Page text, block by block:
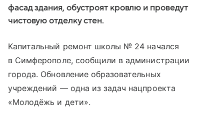
фасад здания, обустроят кровлю и проведут
чистовую отделку стен.
Капитальный ремонт школы № 24 начался
в Симферополе, сообщили в администрации
города. Обновление образовательных
учреждений — одна из задач нацпроекта
«Молодёжь и дети».